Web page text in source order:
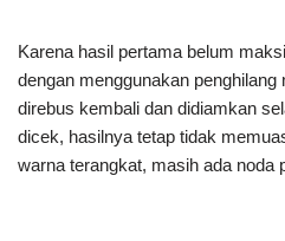
Karena hasil pertama belum
dengan menggunakan penghilang
direbus kembali dan didiamkan
dicek, hasilnya tetap tidak
warna terangkat, masih ada noda